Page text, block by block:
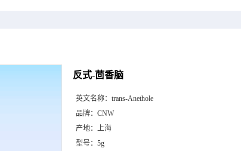
反式-茴香脑
英文名称： trans-Anethole
品牌： CNW
产地： 上海
型号： 5g